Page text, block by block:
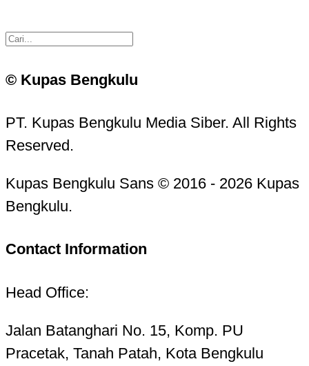
© Kupas Bengkulu
PT. Kupas Bengkulu Media Siber. All Rights
Reserved.
Kupas Bengkulu Sans © 2016 - 2026 Kupas
Bengkulu.
Contact Information
Head Office:
Jalan Batanghari No. 15, Komp. PU
Pracetak, Tanah Patah, Kota Bengkulu